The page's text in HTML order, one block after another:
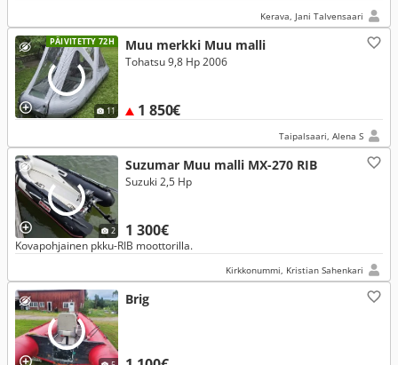
Kerava, Jani Talvensaari
PÄIVITETTY 72H
11
Muu merkki Muu malli
1 850€
Tohatsu 9,8 Hp 2006
Taipalsaari, Alena S
2
Suzumar Muu malli MX-270 RIB
1 300€
Suzuki 2,5 Hp
Kovapohjainen pkku-RIB moottorilla.
Kirkkonummi, Kristian Sahenkari
Brig